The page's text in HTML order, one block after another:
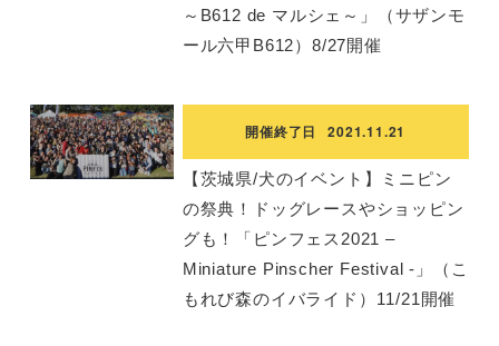
～B612 de マルシェ～」（サザンモ
ール六甲B612）8/27開催
開催終了日 2021.11.21
【茨城県/犬のイベント】ミニピン
の祭典！ドッグレースやショッピン
グも！「ピンフェス2021 –
Miniature Pinscher Festival -」（こ
もれび森のイバライド）11/21開催